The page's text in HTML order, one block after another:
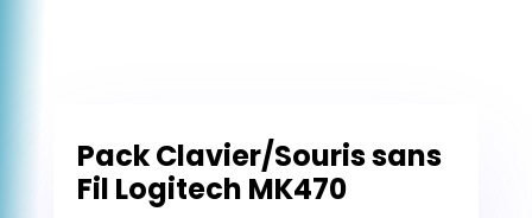
Pack Clavier/Souris sans
Fil Logitech MK470